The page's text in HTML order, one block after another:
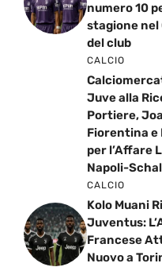
numero 10
stagione
del club
CALCIO
Juve alla
Portiere,
Fiorentina e
per l’Affare
Napoli-
CALCIO
Kolo Muani
Juventus:
Francese
Nuovo a